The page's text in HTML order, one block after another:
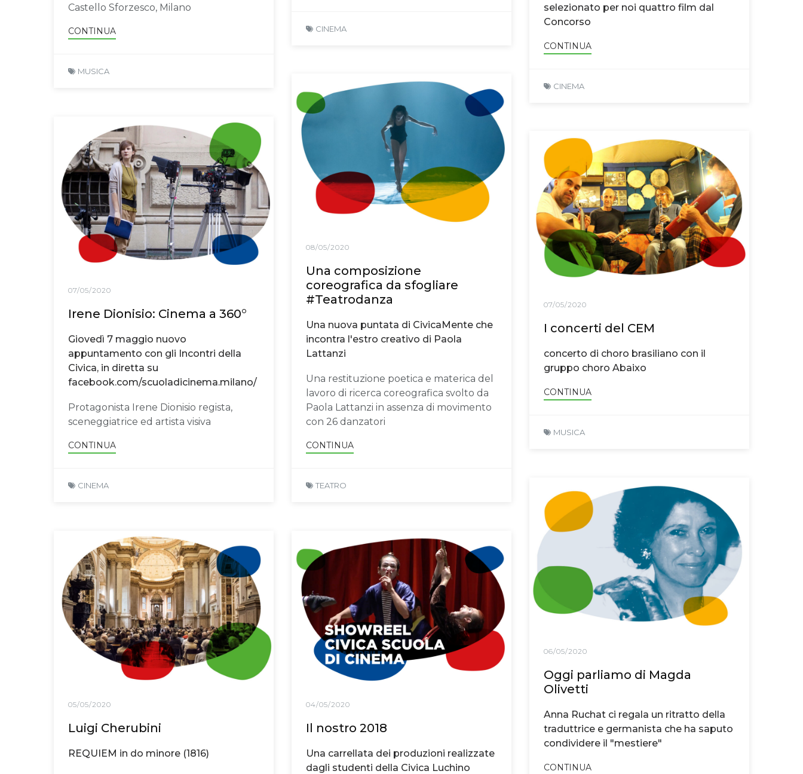
Castello Sforzesco, Milano
CONTINUA
MUSICA
CINEMA
selezionato per noi quattro film dal
Concorso
CONTINUA
CINEMA
08/05/2020
Una composizione
coreografica da sfogliare
#Teatrodanza
Una nuova puntata di CivicaMente che
incontra l'estro creativo di Paola
Lattanzi
Una restituzione poetica e materica del
lavoro di ricerca coreografica svolto da
Paola Lattanzi in assenza di movimento
con 26 danzatori
CONTINUA
TEATRO
07/05/2020
Irene Dionisio: Cinema a 360°
Giovedì 7 maggio nuovo
appuntamento con gli Incontri della
Civica, in diretta su
facebook.com/scuoladicinema.milano/
Protagonista Irene Dionisio regista,
sceneggiatrice ed artista visiva
CONTINUA
CINEMA
07/05/2020
I concerti del CEM
concerto di choro brasiliano con il
gruppo choro Abaixo
CONTINUA
MUSICA
06/05/2020
Oggi parliamo di Magda
Olivetti
Anna Ruchat ci regala un ritratto della
traduttrice e germanista che ha saputo
condividere il "mestiere"
CONTINUA
05/05/2020
Luigi Cherubini
REQUIEM in do minore (1816)
04/05/2020
Il nostro 2018
Una carrellata dei produzioni realizzate
dagli studenti della Civica Luchino